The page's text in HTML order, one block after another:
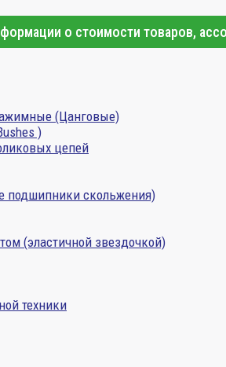
о стоимости товаров,
(Цанговые)
)
цепей
подшипники скольжения)
(эластичной звездочкой)
техники